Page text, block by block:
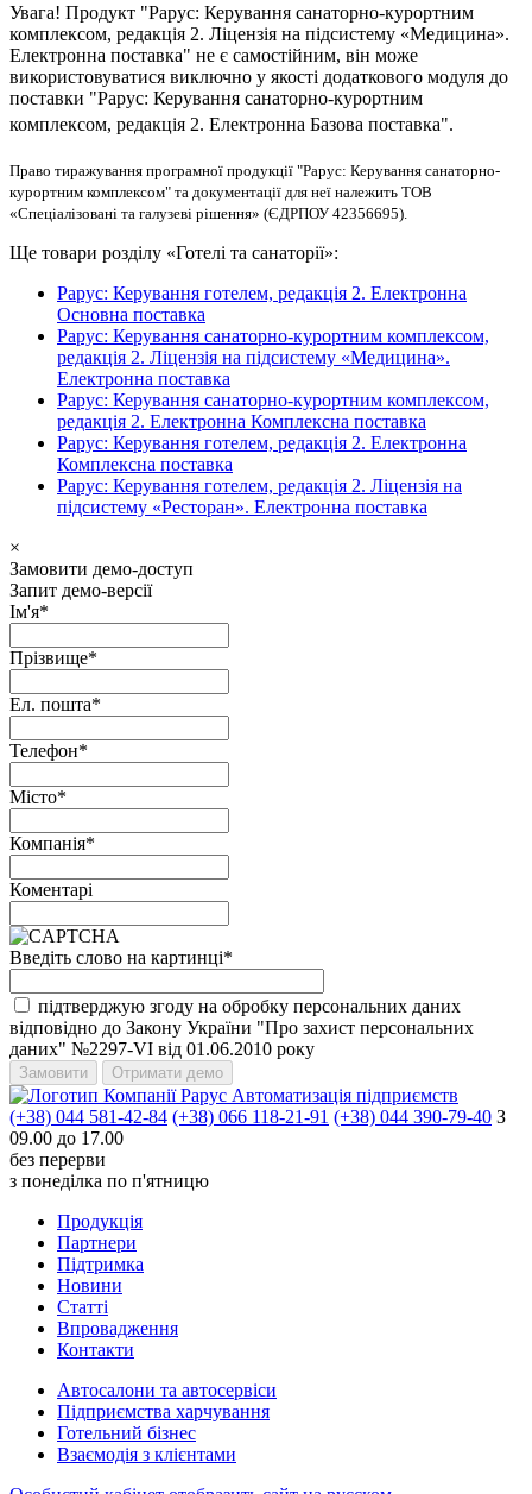
Увага! Продукт "Рарус: Керування санаторно-курортним
комплексом, редакція 2. Ліцензія на підсистему «Медицина».
Електронна поставка" не є самостійним, він може
використовуватися виключно у якості додаткового модуля до
поставки "Рарус: Керування санаторно-курортним
комплексом, редакція 2. Електронна Базова поставка".
Право тиражування програмної продукції "Рарус: Керування санаторно-
курортним комплексом" та документації для неї належить ТОВ
«Спеціалізовані та галузеві рішення» (ЄДРПОУ 42356695).
Ще товари розділу «Готелі та санаторії»:
Рарус: Керування готелем, редакція 2. Електронна
Основна поставка
Рарус: Керування санаторно-курортним комплексом,
редакція 2. Ліцензія на підсистему «Медицина».
Електронна поставка
Рарус: Керування санаторно-курортним комплексом,
редакція 2. Електронна Комплексна поставка
Рарус: Керування готелем, редакція 2. Електронна
Комплексна поставка
Рарус: Керування готелем, редакція 2. Ліцензія на
підсистему «Ресторан». Електронна поставка
×
Замовити демо-доступ
Запит демо-версії
Ім'я*
Прізвище*
Ел. пошта*
Телефон*
Місто*
Компанія*
Коментарі
Введіть слово на картинці*
підтверджую згоду на обробку персональних даних
відповідно до Закону України "Про захист персональних
даних" №2297-VI від 01.06.2010 року
Автоматизація підприємств
(+38) 044 581-42-84 (+38) 066 118-21-91 (+38) 044 390-79-40 З
09.00 до 17.00
без перерви
з понеділка по п'ятницю
Продукцiя
Партнери
Пiдтримка
Новини
Статті
Впровадження
Контакти
Автосалони та автосервіси
Підприємства харчування
Готельний бізнес
Взаємодія з клієнтами